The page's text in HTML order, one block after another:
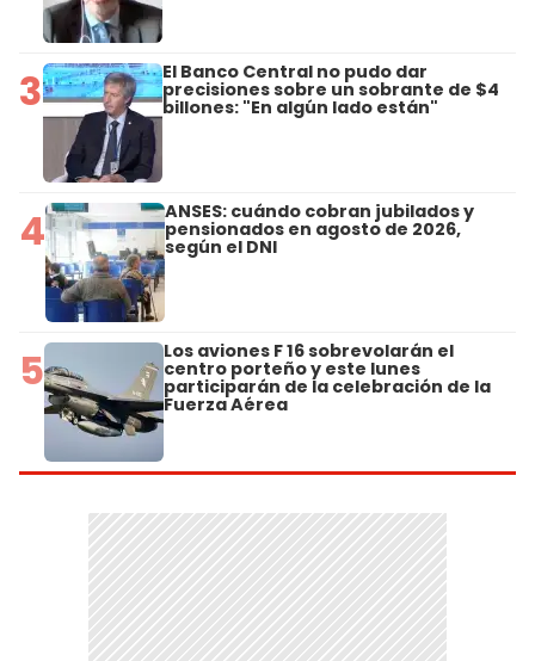
3 El Banco Central no pudo dar
precisiones sobre un sobrante de $4
billones: "En algún lado están"
4 ANSES: cuándo cobran jubilados y
pensionados en agosto de 2026,
según el DNI
5 Los aviones F 16 sobrevolarán el
centro porteño y este lunes
participarán de la celebración de la
Fuerza Aérea